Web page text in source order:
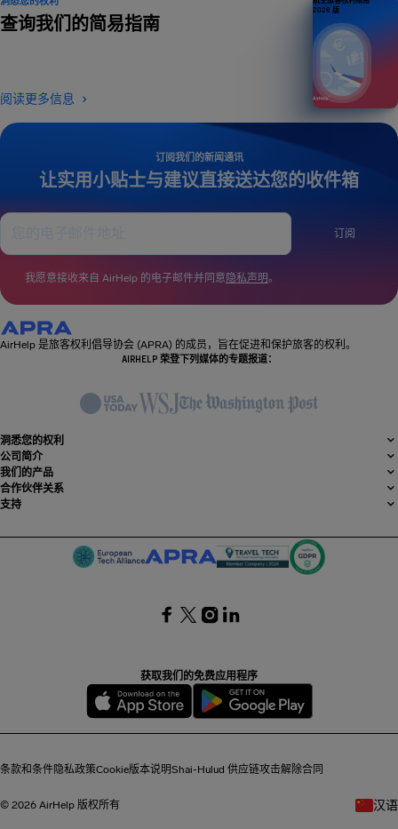
订阅我们的新闻通讯
让实用小贴士与建议直接送达您的收件箱
订阅
我愿意接收来自 AirHelp 的电子邮件并同意 隐私声明。
查询我们的简易指南
阅读更多信息
2026 版
AirHelp 是旅客权利倡导协会 (APRA) 的成员，旨在促进和保护旅客的权利。
AIRHELP 荣登下列媒体的专题报道：
洞悉您的权利
公司简介
我们的产品
合作伙伴关系
支持
获取我们的免费应用程序
条款和条件隐私政策Cookie版本说明Shai-Hulud 供应链攻击解除合同
© 2026 AirHelp 版权所有 汉语